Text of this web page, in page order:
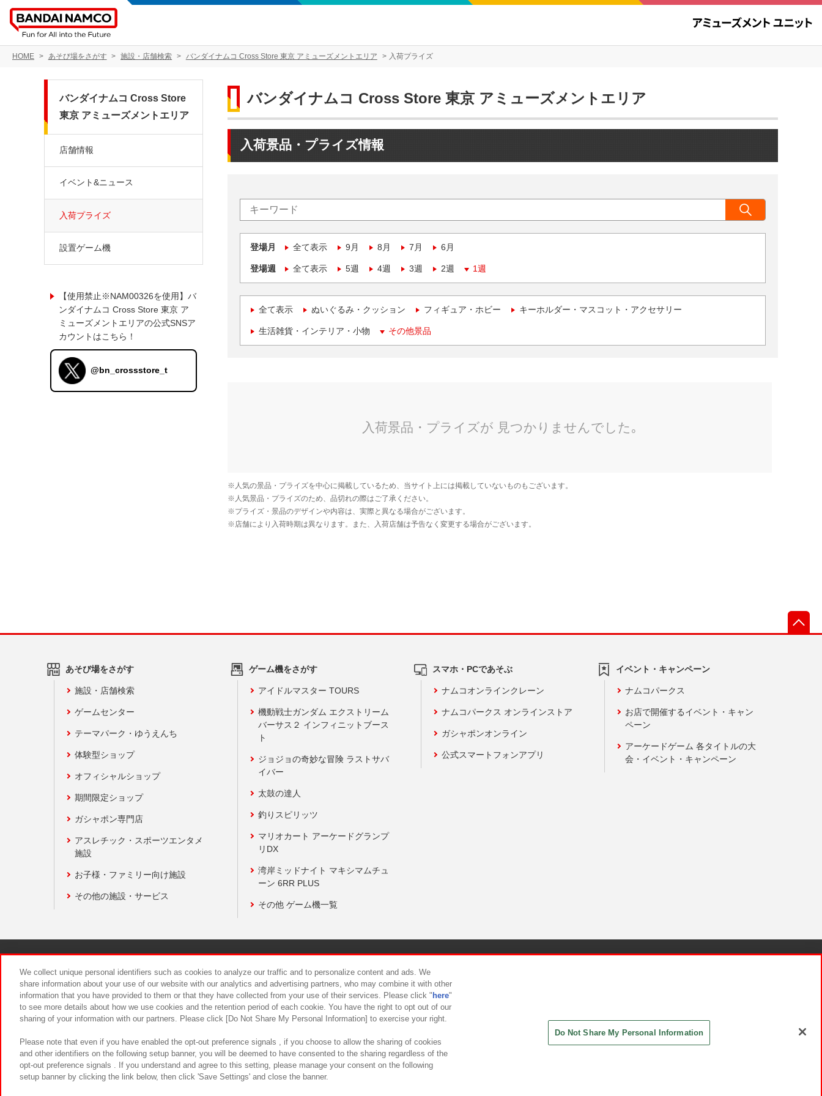
HOME あそび場をさがす 施設・店舗検索 バンダイナムコ Cross Store 東京 アミューズメントエリア 入荷プライズ
バンダイナムコ Cross Store 東京 アミューズメントエリア
入荷景品・プライズ情報
登場月 全て表示 9月 8月 7月 6月
登場週 全て表示 5週 4週 3週 2週 1週
全て表示 ぬいぐるみ・クッション フィギュア・ホビー キーホルダー・マスコット・アクセサリー
生活雑貨・インテリア・小物 その他景品
バンダイナムコ Cross Store
東京 アミューズメントエリア
店舗情報
イベント&ニュース
入荷プライズ
設置ゲーム機
【使用禁止※NAM00326を使用】バ
ンダイナムコ Cross Store 東京 ア
ミューズメントエリアの公式SNSア
カウントはこちら！
@bn_crossstore_t
あそび場をさがす
施設・店舗検索
ゲームセンター
テーマパーク・ゆうえんち
体験型ショップ
オフィシャルショップ
期間限定ショップ
ガシャポン専門店
アスレチック・スポーツエンタメ
施設
お子様・ファミリー向け施設
その他の施設・サービス
ゲーム機をさがす
アイドルマスター TOURS
機動戦士ガンダム エクストリーム
バーサス２ インフィニットブース
ト
ジョジョの奇妙な冒険 ラストサバ
イバー
太鼓の達人
釣りスピリッツ
マリオカート アーケードグランプ
リDX
湾岸ミッドナイト マキシマムチュ
ーン 6RR PLUS
その他 ゲーム機一覧
スマホ・PCであそぶ
ナムコオンラインクレーン
ナムコパークス オンラインストア
ガシャポンオンライン
公式スマートフォンアプリ
イベント・キャンペーン
ナムコパークス
お店で開催するイベント・キャン
ペーン
アーケードゲーム 各タイトルの大
会・イベント・キャンペーン
食品のご提供について カスタマーハラスメント対応方針
We collect unique personal identifiers such as cookies to analyze our traffic and to personalize content and ads. We
share information about your use of our website with our analytics and advertising partners, who may combine it with other
information that you have provided to them or that they have collected from your use of their services. Please click " here"
to see more details about how we use cookies and the retention period of each cookie. You have the right to opt out of our
sharing of your information with our partners. Please click [Do Not Share My Personal Information] to exercise your right.
Please note that even if you have enabled the opt-out preference signals , if you choose to allow the sharing of cookies
and other identifiers on the following setup banner, you will be deemed to have consented to the sharing regardless of the
opt-out preference signals . If you understand and agree to this setting, please manage your consent on the following
setup banner by clicking the link below, then click 'Save Settings' and close the banner.
Do Not Share My Personal Information